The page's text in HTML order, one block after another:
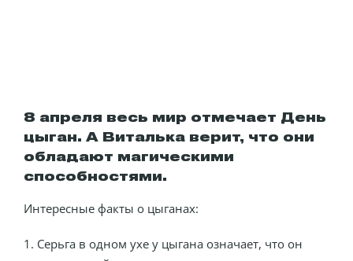
8 апреля весь мир отмечает День
цыган. А Виталька верит, что они
обладают магическими
способностями.
Интересные факты о цыганах:
1. Серьга в одном ухе у цыгана означает, что он